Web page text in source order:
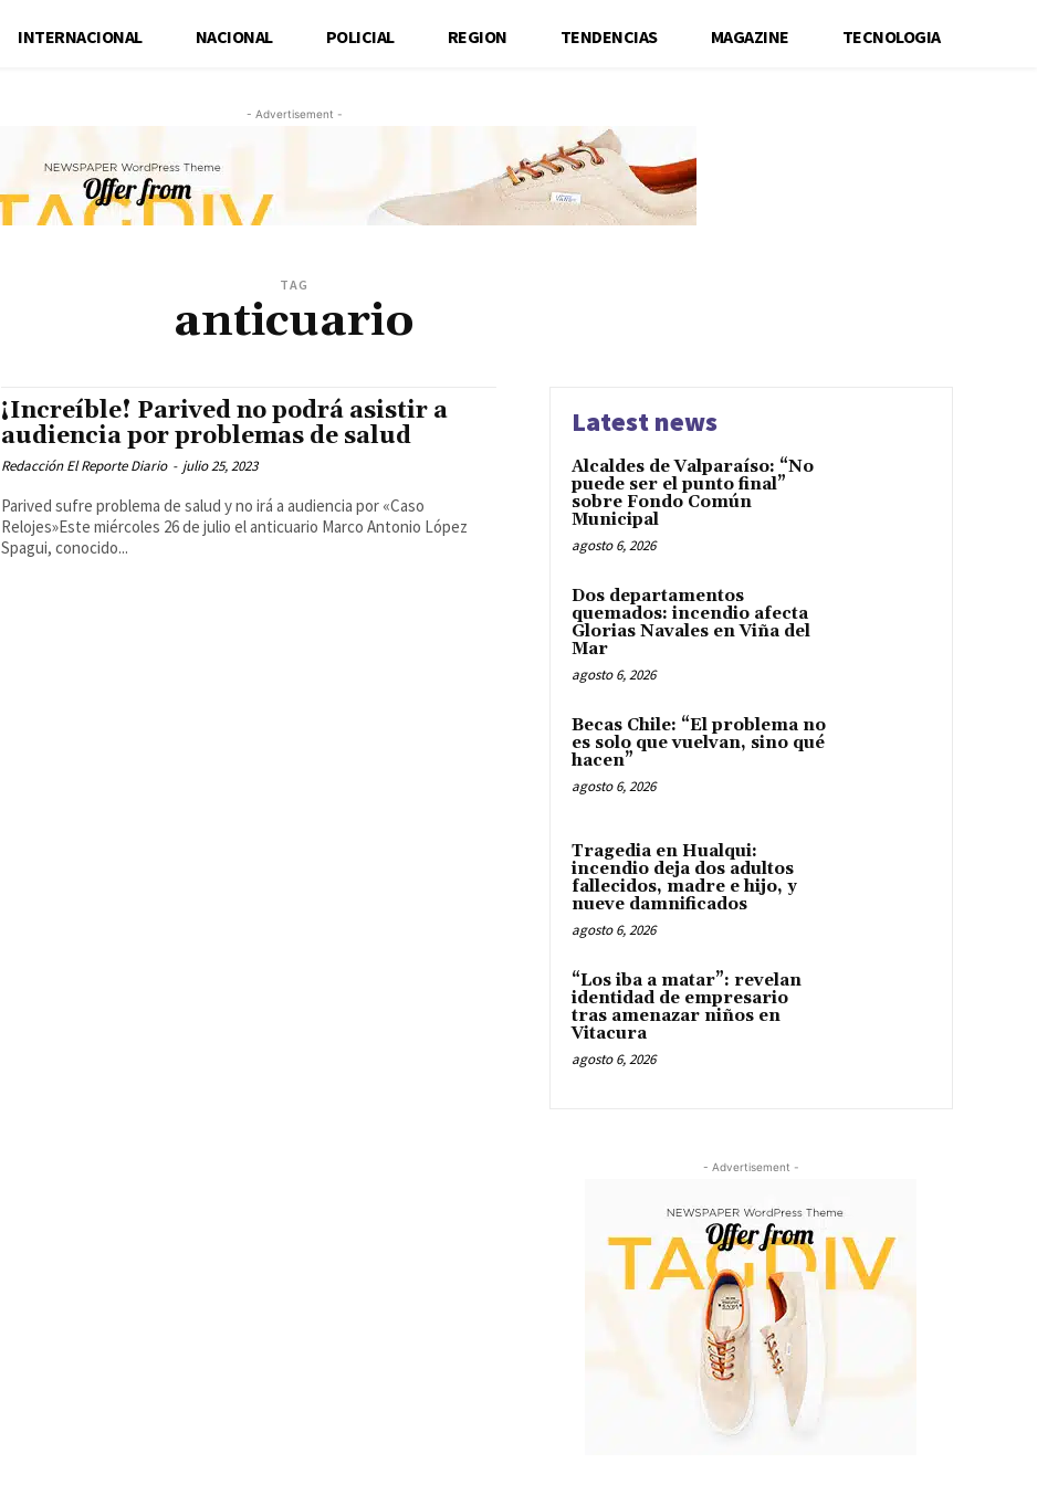
INTERNACIONAL NACIONAL POLICIAL REGION TENDENCIAS MAGAZINE TECNOLOGIA
- Advertisement -
TAG
anticuario
¡Increíble! Parived no podrá asistir a
audiencia por problemas de salud
Redacción El Reporte Diario - julio 25, 2023
Parived sufre problema de salud y no irá a audiencia por «Caso
Relojes»Este miércoles 26 de julio el anticuario Marco Antonio López
Spagui, conocido...
Latest news
Alcaldes de Valparaíso: “No
puede ser el punto final”
sobre Fondo Común
Municipal
agosto 6, 2026
Dos departamentos
quemados: incendio afecta
Glorias Navales en Viña del
Mar
agosto 6, 2026
Becas Chile: “El problema no
es solo que vuelvan, sino qué
hacen”
agosto 6, 2026
Tragedia en Hualqui:
incendio deja dos adultos
fallecidos, madre e hijo, y
nueve damnificados
agosto 6, 2026
“Los iba a matar”: revelan
identidad de empresario
tras amenazar niños en
Vitacura
agosto 6, 2026
- Advertisement -